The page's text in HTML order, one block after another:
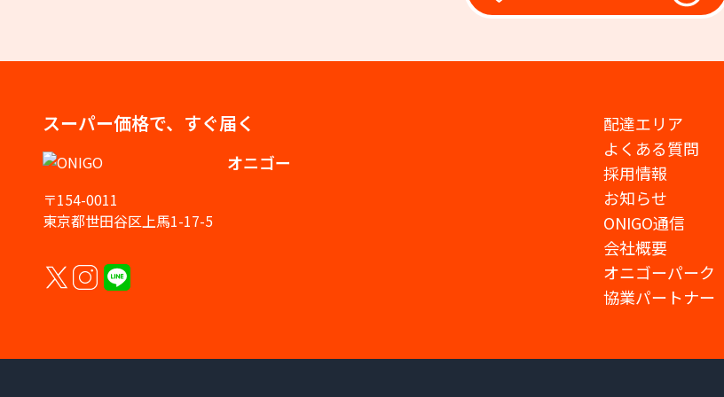
スーパー価格で、すぐ届く
オニゴー
〒154-0011
東京都世田谷区上馬1-17-5
配達エリア
よくある質問
採用情報
お知らせ
ONIGO通信
会社概要
オニゴーパーク
協業パートナー